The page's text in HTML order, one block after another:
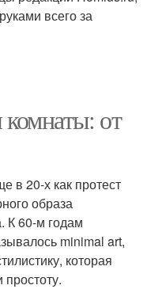
всего за
от
20-х как протест
образа
К 60-м годам
minimal art,
которая
простоту.